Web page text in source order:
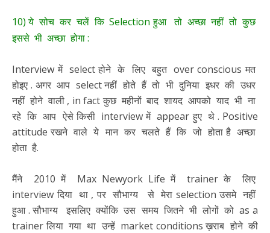
10) ये सोच कर चलें कि Selection हुआ तो अच्छा नहीं तो कुछ
इससे भी अच्छा होगा :
Interview में select होने के लिए बहुत over conscious मत
होइए . अगर आप select नहीं होते हैं तो भी दुनिया इधर की उधर
नहीं होने वाली , in fact कुछ महीनों बाद शायद आपको याद भी ना
रहे कि आप ऐसे किसी interview में appear हुए थे . Positive
attitude रखने वाले ये मान कर चलते हैं कि जो होता है अच्छा
होता है.
मैंने 2010 में Max Newyork Life में trainer के लिए
interview दिया था , पर सौभाग्य से मेरा selection उसमे नहीं
हुआ . सौभाग्य इसलिए क्योंकि उस समय जितने भी लोगों को as a
trainer लिया गया था उन्हें market conditions ख़राब होने की